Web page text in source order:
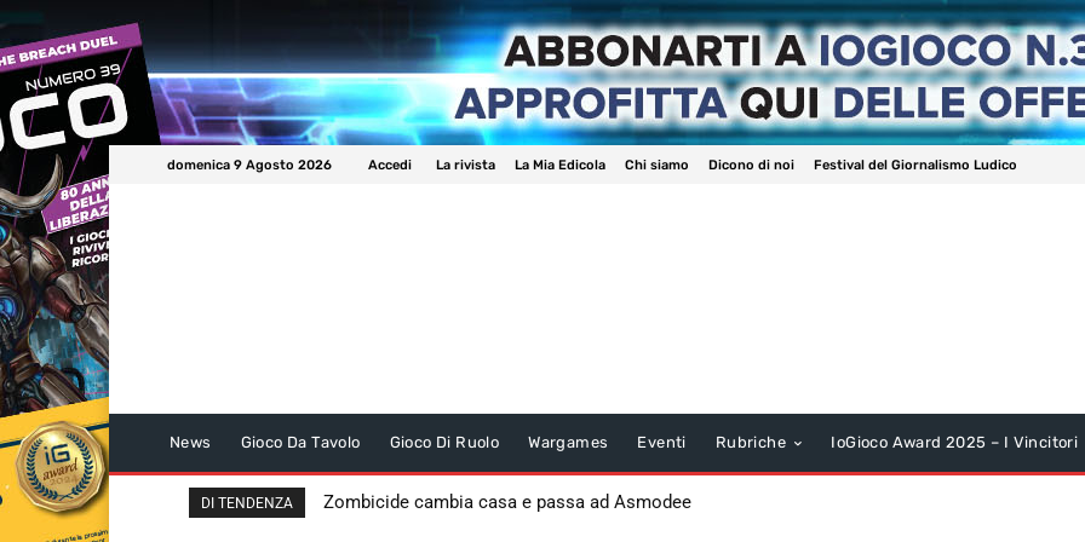
domenica 9 Agosto 2026 Accedi La rivista La Mia Edicola Chi siamo Dicono di noi Festival del Giornalismo Ludico
News Gioco Da Tavolo Gioco Di Ruolo Wargames Eventi Rubriche IoGioco Award 2025 – I Vincitori
DI TENDENZA Zombicide cambia casa e passa ad Asmodee